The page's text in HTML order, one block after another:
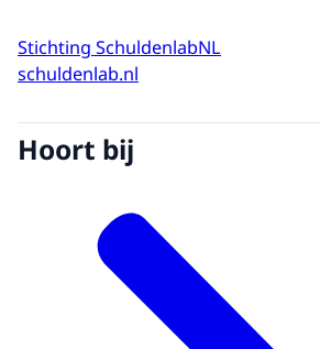
Stichting SchuldenlabNL
schuldenlab.nl
Hoort bij